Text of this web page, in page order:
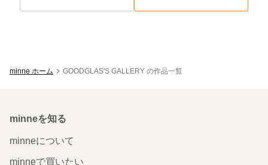
minne ホーム GOODGLAS'S GALLERY の作品一覧
minneを知る
minneについて
minneで買いたい